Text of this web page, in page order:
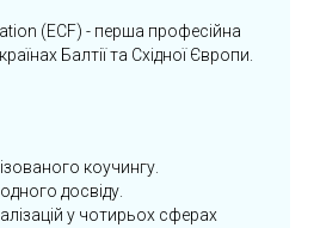
(ECF) - перша професійна
Балтії та Східної Європи.
коучингу.
досвіду.
у чотирьох сферах